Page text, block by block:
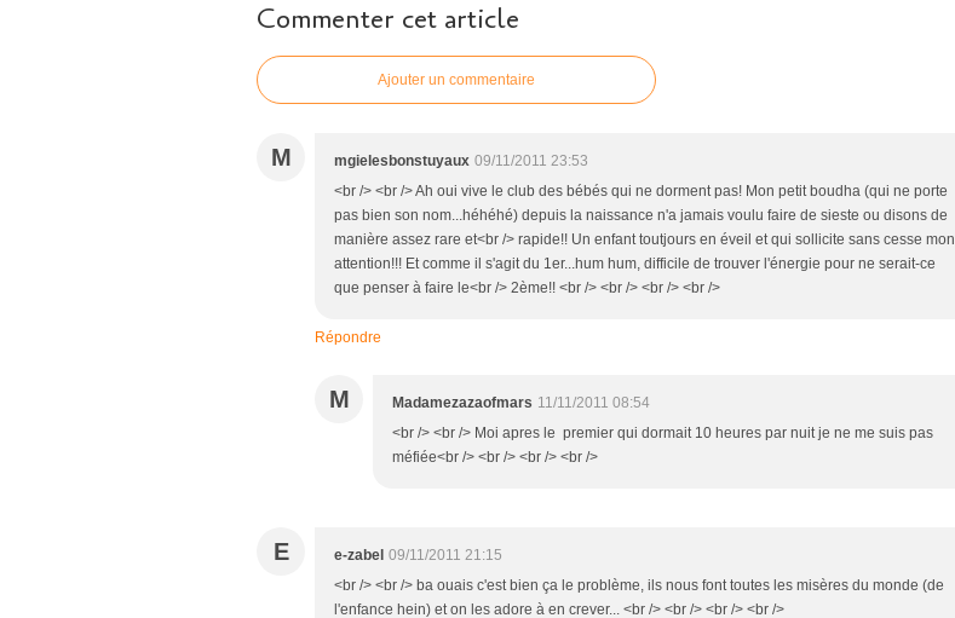
Commenter cet article
Ajouter un commentaire
M mgielesbonstuyaux 09/11/2011 23:53
<br /> <br /> Ah oui vive le club des bébés qui ne dorment pas! Mon petit boudha (qui ne porte
pas bien son nom...héhéhé) depuis la naissance n'a jamais voulu faire de sieste ou disons de
manière assez rare et<br /> rapide!! Un enfant toutjours en éveil et qui sollicite sans cesse mon
attention!!! Et comme il s'agit du 1er...hum hum, difficile de trouver l'énergie pour ne serait-ce
que penser à faire le<br /> 2ème!! <br /> <br /> <br /> <br />
Répondre
M Madamezazaofmars 11/11/2011 08:54
<br /> <br /> Moi apres le premier qui dormait 10 heures par nuit je ne me suis pas
méfiée<br /> <br /> <br /> <br />
E e-zabel 09/11/2011 21:15
<br /> <br /> ba ouais c'est bien ça le problème, ils nous font toutes les misères du monde (de
l'enfance hein) et on les adore à en crever... <br /> <br /> <br /> <br />